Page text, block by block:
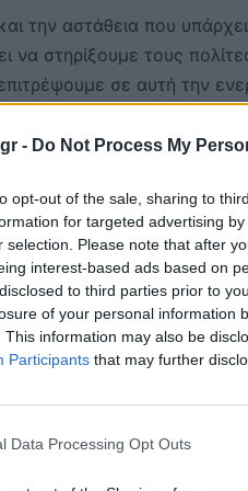
- Do Not Process My
opt-out of the sale, sharing to
for targeted advertising
selection. Please note that after
interest-based ads based on
to third parties prior to
of your personal information
This information may also be
Participants that may further
Data Processing Opt Outs
την αστάθεια που
στηρίξουμε τους
σε αυτή την
στους χειρισμούς
δεν ανοίξουν τον
από τον Ιούνιο.
και
την κατάσταση».
δεδομένων των
κατάσταση
εξίσωση από ό,τι
πρόσφατα το ΔΝΤ
επέτρεψαν να έχουμε
Ανατολή και στις